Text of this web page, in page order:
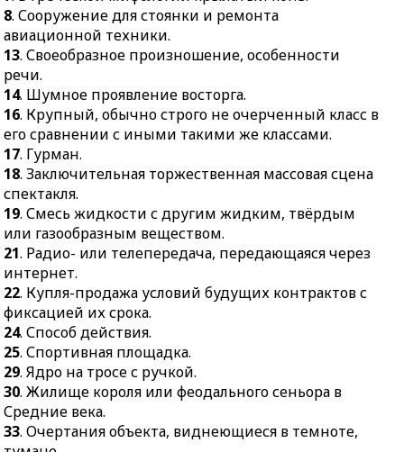
45.Некоторая
ненормальность,
странность в поведении.
46.Пространство,
расположенное по бокам.
8. Сооружение для стоянки и ремонта
авиационной техники.
13. Своеобразное произношение, особенности
речи.
14. Шумное проявление восторга.
16. Крупный, обычно строго не очерченный класс в
его сравнении с иными такими же классами.
17. Гурман.
18. Заключительная торжественная массовая сцена
спектакля.
19. Смесь жидкости с другим жидким, твёрдым
или газообразным веществом.
21. Радио- или телепередача, передающаяся через
интернет.
22. Купля-продажа условий будущих контрактов с
фиксацией их срока.
24. Способ действия.
25. Спортивная площадка.
29. Ядро на тросе с ручкой.
30. Жилище короля или феодального сеньора в
Средние века.
33. Очертания объекта, виднеющиеся в темноте,